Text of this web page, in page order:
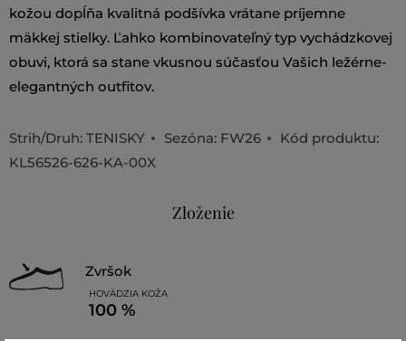
kožou dopĺňa kvalitná podšívka vrátane príjemne
mäkkej stielky. Ľahko kombinovateľný typ vychádzkovej
obuvi, ktorá sa stane vkusnou súčasťou Vašich ležérne-
elegantných outfitov.
Strih/Druh: TENISKY Sezóna: FW26
Kód produktu:
KL56526-626-KA-00X
Zloženie
zvršok
HOVÄDZIA KOŽA
100 %